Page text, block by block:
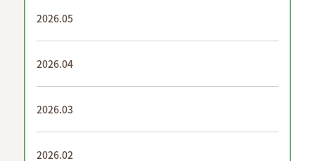
2026.05
2026.04
2026.03
2026.02